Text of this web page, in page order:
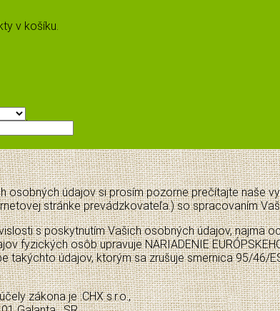
v košíku.
údajov si prosím pozorne prečítajte naše
stránke prevádzkovateľa.) so spracovaním
s poskytnutím Vašich osobných údajov, najmä
fyzických osôb upravuje NARIADENIE
takýchto údajov, ktorým sa zrušuje smernica 95/46/
zákona je :CHX s.r.o.,